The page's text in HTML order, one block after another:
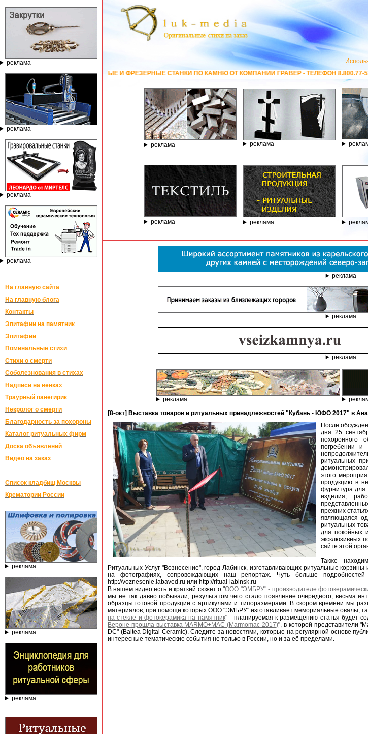
реклама
реклама
реклама
реклама
На главную сайта
На главную блога
Контакты
Эпитафии на памятник
Эпитафии
Поминальные стихи
Стихи о смерти
Соболезнования в стихах
Надписи на венках
Траурный панегирик
Некролог о смерти
Благодарность за похороны
Каталог ритуальных фирм
Доска объявлений
Видео на заказ
Список кладбищ Москвы
Крематории России
реклама
реклама
реклама
И ФРЕЗЕРНЫЕ СТАНКИ ПО КАМНЮ ОТ КОМПАНИИ ГРАВЁР - ТЕЛЕФОН 8.800.77-53-440, САЙТhttps://
реклама реклама
реклама реклама
реклама
реклама
реклама
реклама
[8-окт] Выставка товаров и ритуальных принадлежностей "Кубань - ЮФО 2017" в
После
дня 25
похоронного
погребении
ритуальных
этого
продукцию в
фурнитура для
изделия,
прежних
являющаяся
ритуальных
для покойных
эксклюзивных
сайте этой
Также
Ритуальных Услуг "Вознесение", город Лабинск, изготавливающих ритуальные
на фотографиях, сопровождающих наш репортаж. Чуть больше
http://voznesenie.labaved.ru или http://ritual-labinsk.ru
В нашем видео есть и краткий сюжет о "ООО "ЭМБРУ" - производителе
мы не так давно побывали, результатом чего стало появление очередного, весьма
образцы готовой продукции с артикулами и типоразмерами. В скором времени мы
материалов, при помощи которых ООО "ЭМБРУ" изготавливает мемориальные овалы,
на стекле и фотокерамика на памятник" - планируемая к размещению статья будет
Вероне прошла выставка MARMO+MAC (Marmomac 2017)", в которой представители
DC" (Baltea Digital Ceramic). Следите за новостями, которые на регулярной основе
интересные тематические события не только в России, но и за её пределами.